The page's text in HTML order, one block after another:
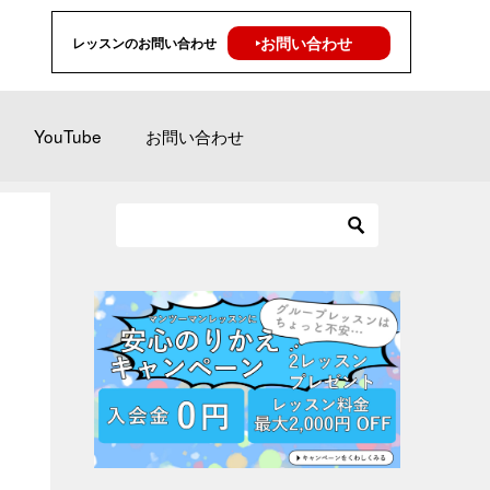
レッスンのお問い合わせ ‣お問い合わせ
YouTube お問い合わせ